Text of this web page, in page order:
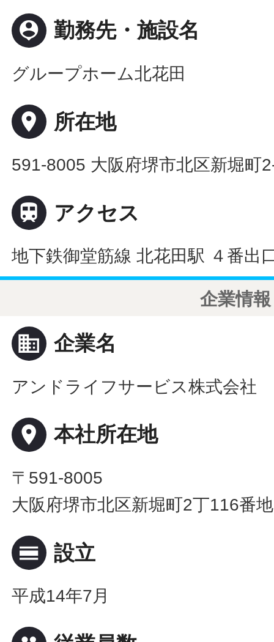
person_pin 勤務先・施設名
グループホーム北花田
place 所在地
591-8005 大阪府堺市北区新堀町
 アクセス
地下鉄御堂筋線 北花田駅 ４番出
企業情報
business 企業名
アンドライフサービス株式会社
place 本社所在地
〒591-8005
大阪府堺市北区新堀町2丁116番地
calendar_view_day 設立
平成14年7月